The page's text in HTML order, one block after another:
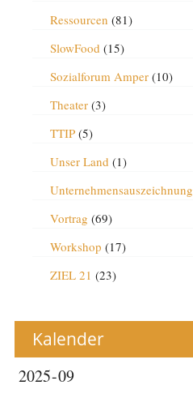
Ressourcen (81)
SlowFood (15)
Sozialforum Amper(10)
Theater(3)
TTIP(5)
Unser Land (1)
Unternehmensauszeichnung
Vortrag (69)
Workshop (17)
ZIEL 21 (23)
Kalender